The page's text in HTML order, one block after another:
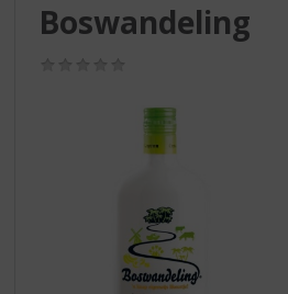
Boswandeling